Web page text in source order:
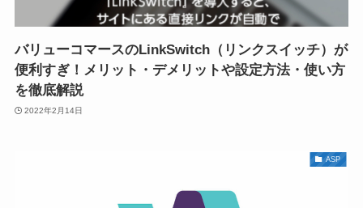
バリューコマースのLinkSwitch（リンクスイッチ）が
便利すぎ！メリット・デメリットや設定方法・使い方
を徹底解説
2022年2月14日
ASP